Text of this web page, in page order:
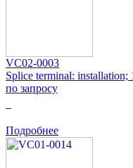
VC02-0003
Splice terminal: installation;
по запросу
Подробнее